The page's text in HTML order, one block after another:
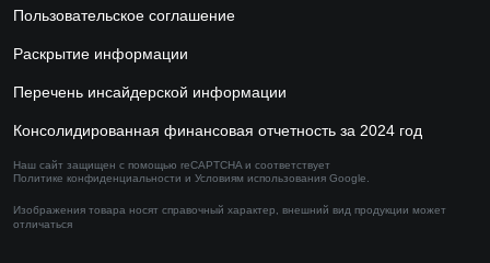
Пользовательское соглашение
Раскрытие информации
Перечень инсайдерской информации
Консолидированная финансовая отчетность за 2024 год
Наш сайт защищен с помощью reCAPTCHA и соответствует
Политике конфиденциальности и Условиям использования Google.
Изображения товара носят справочный характер, внешний вид продукции может
отличаться